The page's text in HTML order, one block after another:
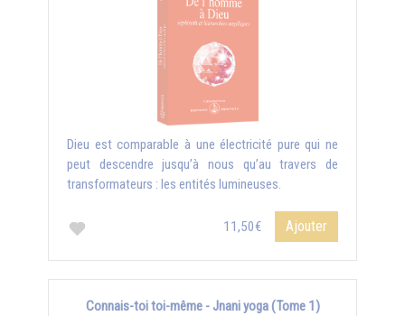
Dieu est comparable à une électricité pure qui ne
peut descendre jusqu’à nous qu’au travers de
transformateurs : les entités lumineuses.
11,50€ Ajouter
Connais-toi toi-même - Jnani yoga (Tome 1)